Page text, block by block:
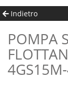
Indietro
POMPA SOMMERSA GIRANTI